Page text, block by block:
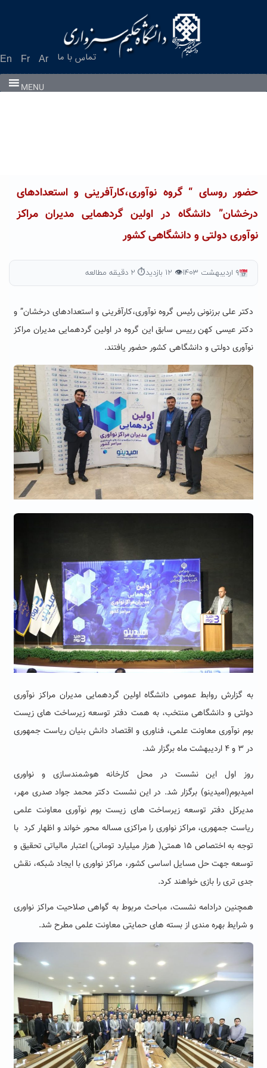
En Fr Ar تماس با ما
MENU
حضور روسای “ گروه نوآوری،کارآفرینی و استعدادهای
درخشان” دانشگاه در اولین گردهمایی مدیران مراکز
نوآوری دولتی و دانشگاهی کشور
۹ اردیبهشت ۱۴۰۳ 👁 ۱۲ بازدید ⏱ ۲ دقیقه مطالعه
دکتر علی برزنونی رئیس گروه نوآوری،کارآفرینی و استعدادهای درخشان” و
دکتر عیسی کهن رییس سابق این گروه در اولین گردهمایی مدیران مراکز
نوآوری دولتی و دانشگاهی کشور حضور یافتند.
به گزارش روابط عمومی دانشگاه اولین گردهمایی مدیران مراکز نوآوری
دولتی و دانشگاهی منتخب، به همت دفتر توسعه زیرساخت های زیست
بوم نوآوری معاونت علمی، فناوری و اقتصاد دانش بنیان ریاست جمهوری
در ۳ و ۴ اردیبهشت ماه برگزار شد.
روز اول این نشست در محل کارخانه هوشمندسازی و نواوری
امیدبوم(امیدینو) برگزار شد. در این نشست دکتر محمد جواد صدری مهر،
مدیرکل دفتر توسعه زیرساخت های زیست بوم نوآوری معاونت علمی
ریاست جمهوری، مراکز نواوری را مراکزی مساله محور خواند و اظهار کرد با
توجه به اختصاص ۱۵ همتی( هزار میلیارد تومانی) اعتبار مالیاتی تحقیق و
توسعه جهت حل مسایل اساسی کشور، مراکز نواوری با ایجاد شبکه، نقش
جدی تری را بازی خواهند کرد.
همچنین درادامه نشست، مباحث مربوط به گواهی صلاحیت مراکز نواوری
و شرایط بهره مندی از بسته های حمایتی معاونت علمی مطرح شد.